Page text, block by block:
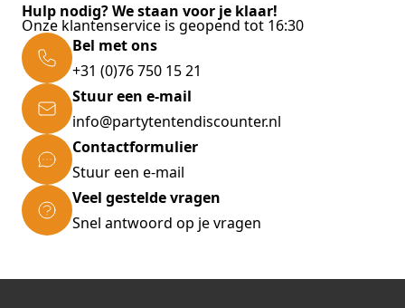
Hulp nodig? We staan voor je klaar!
Onze klantenservice is geopend tot 16:30
Bel met ons
+31 (0)76 750 15 21
Stuur een e-mail
info@partytentendiscounter.nl
Contactformulier
Stuur een e-mail
Veel gestelde vragen
Snel antwoord op je vragen